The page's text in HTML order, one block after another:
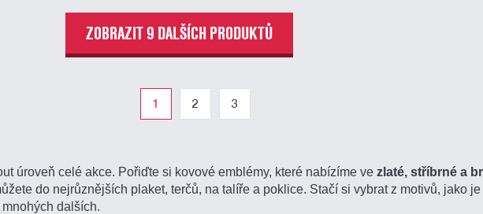
ZOBRAZIT 9 DALŠÍCH PRODUKTŮ
1 2 3
úroveň celé akce. Pořiďte si kovové emblémy, které nabízíme ve zlaté, stříbrné a
do nejrůznějších plaket, terčů, na talíře a poklice. Stačí si vybrat z motivů, jako
dalších.